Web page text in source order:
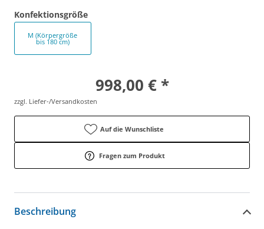
Konfektionsgröße
M (Körpergröße
bis 180 cm)
998,00 € *
zzgl. Liefer-/Versandkosten
Auf die Wunschliste
Fragen zum Produkt
Beschreibung